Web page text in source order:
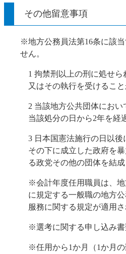
その他留意事項
※地方公務員法第16条に該
せん。
1 拘禁刑以上の刑に処せ
又はその執行を受けるこ
2 当該地方公共団体におい
当該処分の日から2年を経
3 日本国憲法施行の日以後
その下に成立した政府を
る政党その他の団体を結
※会計年度任用職員は、
に規定する一般職の地方
服務に関する規定が適用
※選考に関する申し込み
※任用から1か月（1か月